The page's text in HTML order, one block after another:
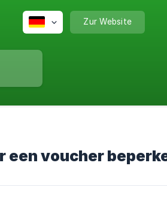
Zur Website
een voucher